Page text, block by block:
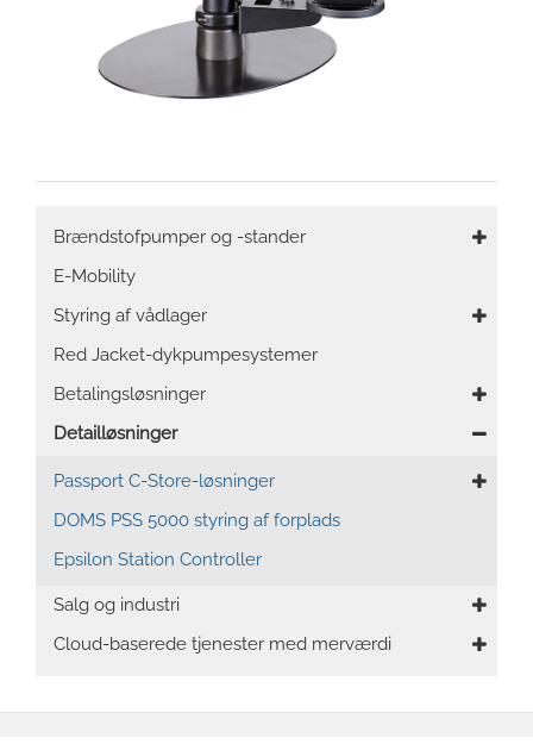
Main
navigation
Brændstofpumper og -stander
E-Mobility
Styring af vådlager
Red Jacket-dykpumpesystemer
Betalingsløsninger
Detailløsninger
Passport C-Store-løsninger
DOMS PSS 5000 styring af forplads
Epsilon Station Controller
Salg og industri
Cloud-baserede tjenester med merværdi